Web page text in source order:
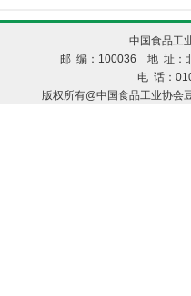
中国食品工
邮 编：100036 地 址：
电 话：
版权所有@中国食品工业协